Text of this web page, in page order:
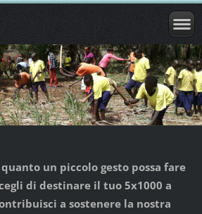
un piccolo gesto possa fare
di destinare il tuo 5x1000 a
a sostenere la nostra